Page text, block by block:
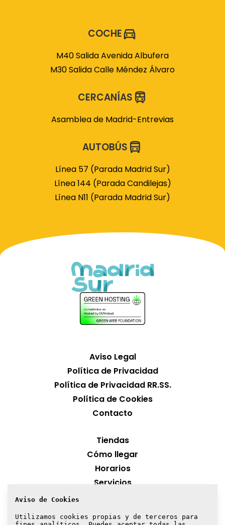
COCHE
M40 Salida Avenida Albufera
M30 Salida Calle Méndez Álvaro
CERCANÍAS
Asamblea de Madrid-Entrevias
AUTOBÚS
Línea 57 (Parada Madrid Sur)
Línea 144 (Parada Candilejas)
Línea N11 (Parada Madrid Sur)
Aviso Legal
Política de Privacidad
Política de Privacidad RR.SS.
Política de Cookies
Contacto
Tiendas
Cómo llegar
Horarios
Servicios
Aviso de Cookies
Utilizamos cookies propias y de terceros para